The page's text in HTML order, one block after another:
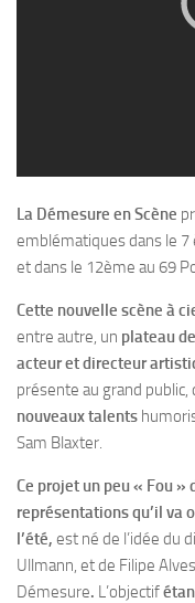
La Démesure en Scène
emblématiques dans le 7
et dans le 12ème au 69
Cette nouvelle scène à
entre autre, un plateau
acteur etdirecteur
présente au grand
nouveaux talents
Sam Blaxter.
Ce projet un peu « Fou
représentations qu’il va
l’été, est né de l’idée du
Ullmann, et de Filipe
Démesure. L’objectif